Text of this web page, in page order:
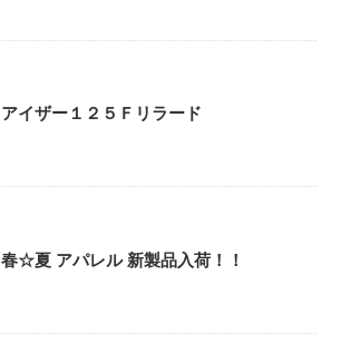
アイザー１２５Ｆリラード
春☆夏 アパレル 新製品入荷！！